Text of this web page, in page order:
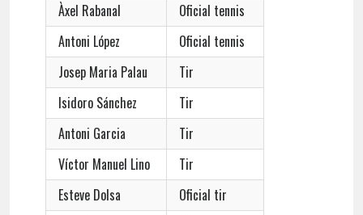
Àxel Rabanal
Oficial tennis
Antoni López
Oficial tennis
Josep Maria Palau
Tir
Isidoro Sánchez
Tir
Antoni Garcia
Tir
Víctor Manuel Lino
Tir
Esteve Dolsa
Oficial tir